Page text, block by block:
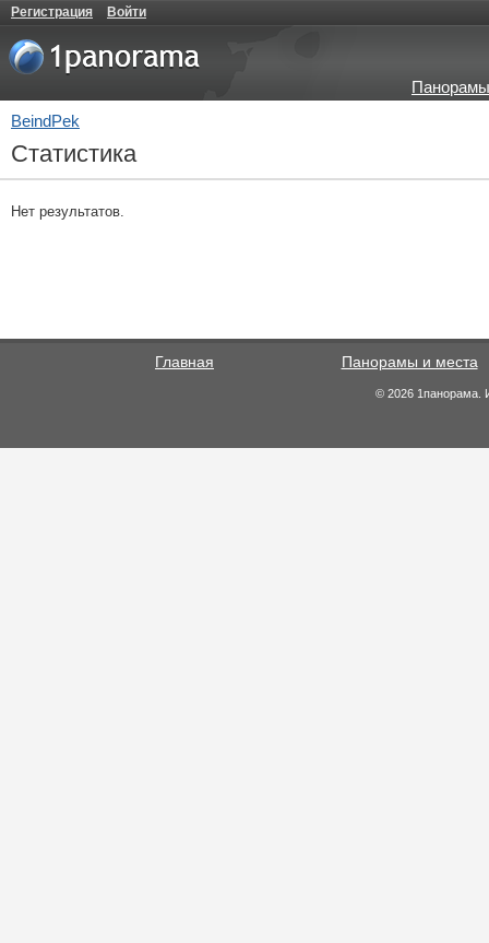
Регистрация Войти
BeindPek
Статистика
Нет результатов.
Главная Панорамы и места
© 2026 1панорама.